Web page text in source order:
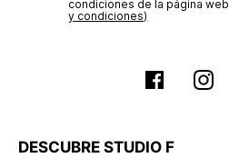
condiciones de la página web‎
y condiciones)
DESCUBRE STUDIO F